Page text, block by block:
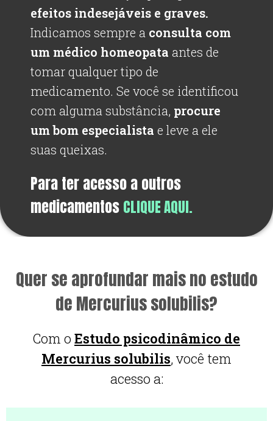
efeitos indesejáveis e graves.
Indicamos sempre a consulta com
um médico homeopata antes de
tomar qualquer tipo de
medicamento. Se você se identificou
com alguma substância, procure
um bom especialista e leve a ele
suas queixas.
Para ter acesso a outros
medicamentos CLIQUE AQUI.
Quer se aprofundar mais no estudo
de Mercurius solubilis?
Com o Estudo psicodinâmico de
Mercurius solubilis, você tem
acesso a: